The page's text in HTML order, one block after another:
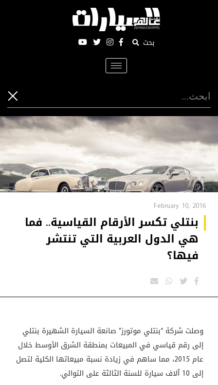
بحث
Toggle
navigation
February 10, 2016
بنتلي تكسر الأرقام القياسية.. فما
هي الدول العربية التي تنتشر
فيها؟
وصلت شركة “بنتلي موتورز” صانعة السيارة الشهيرة بنتلي
إلى رقم قياسي في المبيعات بمنطقة الشرق الأوسط خلال
عام 2015، مما ساهم في زيادة نسبة مبيعاتها الكلية لتصل
إلى 10 آلاف سيارة للسنة الثالثة على التوالي.